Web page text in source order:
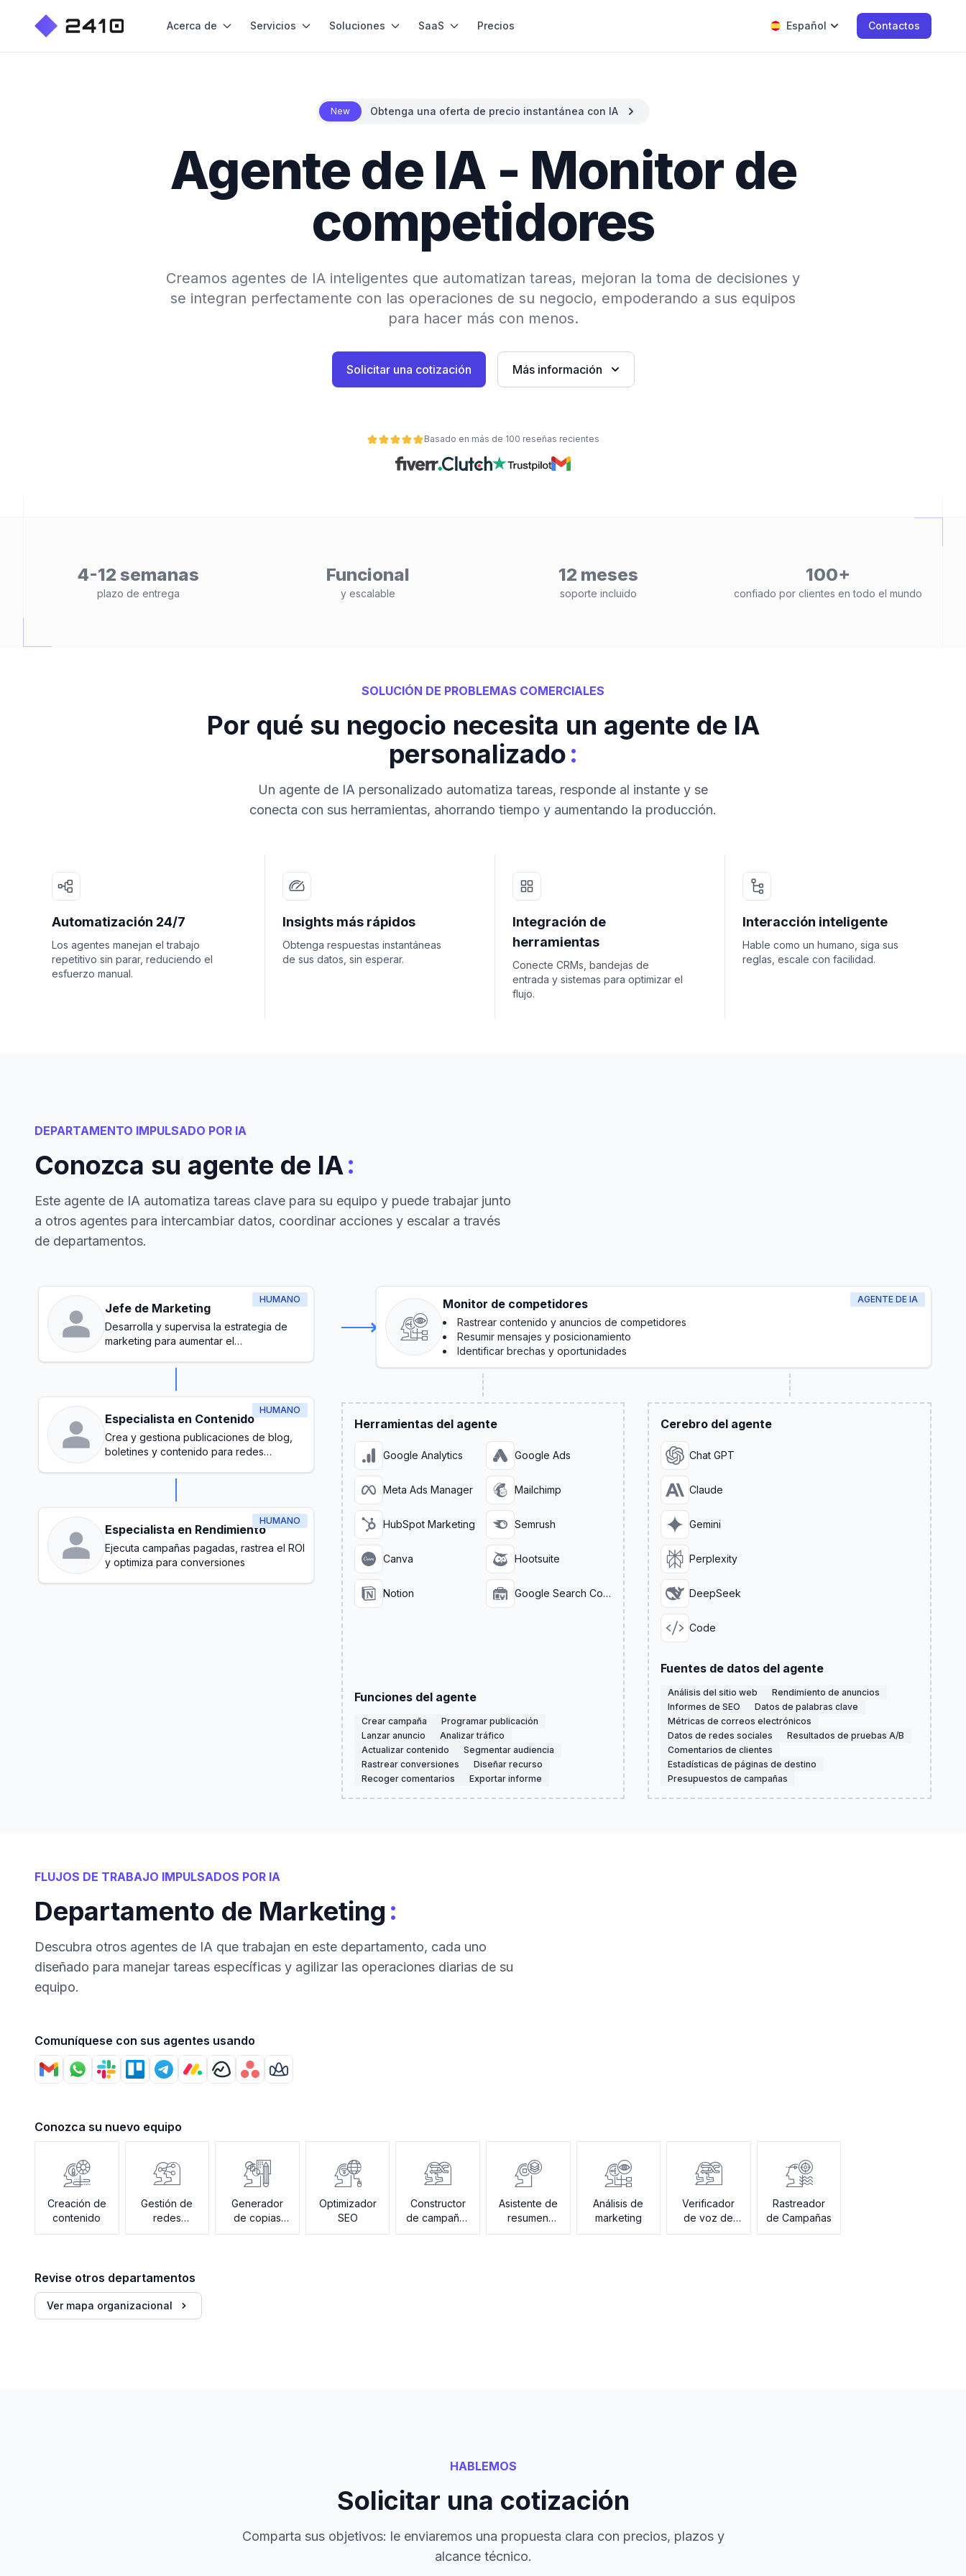
Acerca de Servicios Soluciones SaaS Precios Español Contactos
New Obtenga una oferta de precio instantánea con IA
Agente de IA - Monitor de
competidores
Creamos agentes de IA inteligentes que automatizan tareas, mejoran la toma de decisiones y
se integran perfectamente con las operaciones de su negocio, empoderando a sus equipos
para hacer más con menos.
Solicitar una cotización Más información
Basado en más de 100 reseñas recientes
4-12 semanas
plazo de entrega
Funcional
y escalable
12 meses
soporte incluido
100+
confiado por clientes en todo el mundo
SOLUCIÓN DE PROBLEMAS COMERCIALES
Por qué su negocio necesita un agente de IA
personalizado:
Un agente de IA personalizado automatiza tareas, responde al instante y se
conecta con sus herramientas, ahorrando tiempo y aumentando la producción.
Automatización 24/7
Los agentes manejan el trabajo
repetitivo sin parar, reduciendo el
esfuerzo manual.
Insights más rápidos
Obtenga respuestas instantáneas
de sus datos, sin esperar.
Integración de
herramientas
Conecte CRMs, bandejas de
entrada y sistemas para optimizar el
flujo.
Interacción inteligente
Hable como un humano, siga sus
reglas, escale con facilidad.
DEPARTAMENTO IMPULSADO POR IA
Conozca su agente de IA:
Este agente de IA automatiza tareas clave para su equipo y puede trabajar junto
a otros agentes para intercambiar datos, coordinar acciones y escalar a través
de departamentos.
HUMANO
Jefe de Marketing
Desarrolla y supervisa la estrategia de
marketing para aumentar el
clientes potenciales
HUMANO
Especialista en Contenido
Crea y gestiona publicaciones de blog,
boletines y contenido para redes
HUMANO
Especialista en Rendimiento
Ejecuta campañas pagadas, rastrea el ROI
y optimiza para conversiones
AGENTE DE IA
Monitor de competidores
Rastrear contenido y anuncios de competidores
Resumir mensajes y posicionamiento
Identificar brechas y oportunidades
Herramientas del agente
Google Analytics Google Ads
Meta Ads Manager Mailchimp
HubSpot Marketing Semrush
Canva Hootsuite
Notion Google Search Console
Funciones del agente
Crear campaña
Programar publicación
Lanzar anuncio
Analizar tráfico
Actualizar contenido
Segmentar audiencia
Rastrear conversiones
Diseñar recurso
Recoger comentarios
Exportar informe
Cerebro del agente
Chat GPT
Claude
Gemini
Perplexity
DeepSeek
Code
Fuentes de datos del agente
Análisis del sitio web
Rendimiento de anuncios
Informes de SEO
Datos de palabras clave
Métricas de correos electrónicos
Datos de redes sociales
Resultados de pruebas A/B
Comentarios de clientes
Estadísticas de páginas de destino
Presupuestos de campañas
FLUJOS DE TRABAJO IMPULSADOS POR IA
Departamento de Marketing :
Descubra otros agentes de IA que trabajan en este departamento, cada uno
diseñado para manejar tareas específicas y agilizar las operaciones diarias de su
equipo.
Comuníquese con sus agentes usando
Conozca su nuevo equipo
Creación de
contenido
Gestión de
redes
sociales
Generador
de copias
publicitarias
Optimizador
SEO
Constructor
de campañas
de correo
Asistente de
resumen
creativo
Análisis de
marketing
Verificador
de voz de
marca
Rastreador
de Campañas
Revise otros departamentos
Ver mapa organizacional
HABLEMOS
Solicitar una cotización
Comparta sus objetivos: le enviaremos una propuesta clara con precios, plazos y
alcance técnico.